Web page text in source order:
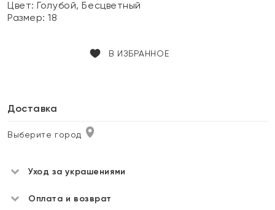
Цвет:Голубой, Бесцветный
Размер:18
В ИЗБРАННОЕ
Доставка
Выберите город
Уход за украшениями
Оплата и возврат